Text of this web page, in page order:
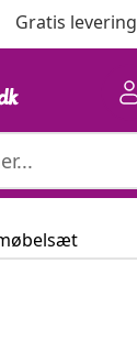
Gratis levering